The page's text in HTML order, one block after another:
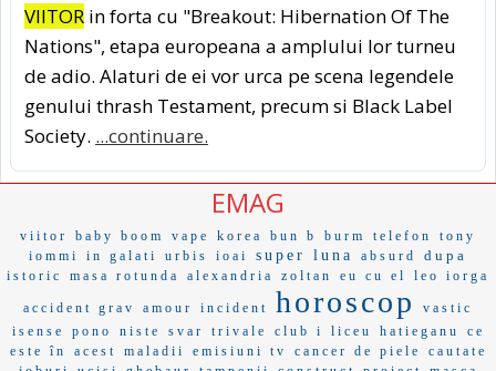
VIITOR in forta cu "Breakout: Hibernation Of The
Nations", etapa europeana a amplului lor turneu
de adio. Alaturi de ei vor urca pe scena legendele
genului thrash Testament, precum si Black Label
Society. ...continuare.
EMAG
viitor baby boom vape korea bun b burm telefon
tony
iommi
in galati urbis ioai super luna absurd dupa
istoric masa rotunda alexandria zoltan eu cu el leo iorga
accident grav amour incident horoscop
vastic
isense
pono niste svar trivale club i liceu hatieganu
ce
este în
acest maladii emisiuni tv cancer de piele
cautate